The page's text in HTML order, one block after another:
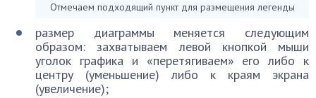
Отмечаем подходящий пункт для размещения легенды
размер диаграммы меняется следующим
образом: захватываем левой кнопкой мыши
уголок графика и «перетягиваем» его либо к
центру (уменьшение) либо к краям экрана
(увеличение);